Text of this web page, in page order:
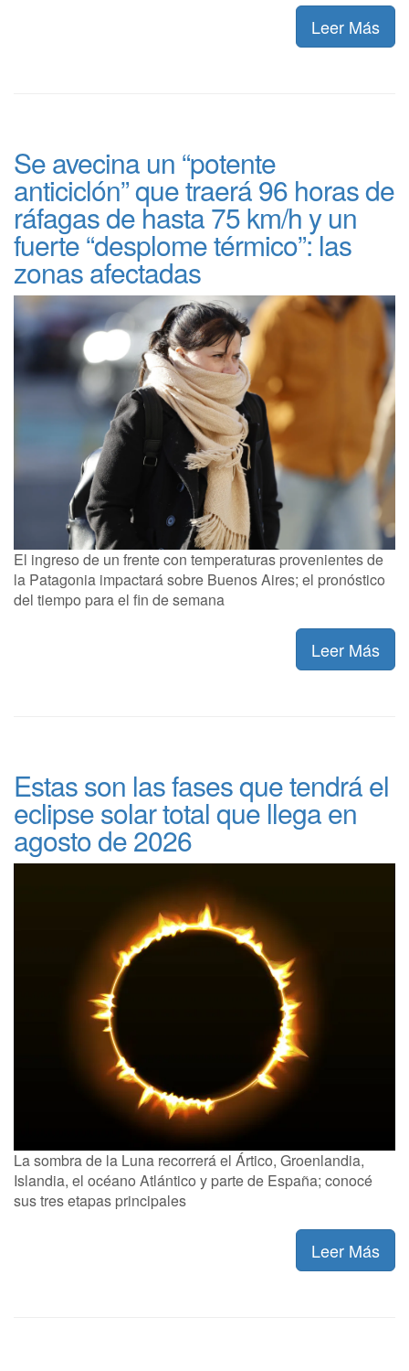
Leer Más
Se avecina un “potente
anticiclón” que traerá 96 horas de
ráfagas de hasta 75 km/h y un
fuerte “desplome térmico”: las
zonas afectadas
El ingreso de un frente con temperaturas provenientes de
la Patagonia impactará sobre Buenos Aires; el pronóstico
del tiempo para el fin de semana
Leer Más
Estas son las fases que tendrá el
eclipse solar total que llega en
agosto de 2026
La sombra de la Luna recorrerá el Ártico, Groenlandia,
Islandia, el océano Atlántico y parte de España; conocé
sus tres etapas principales
Leer Más